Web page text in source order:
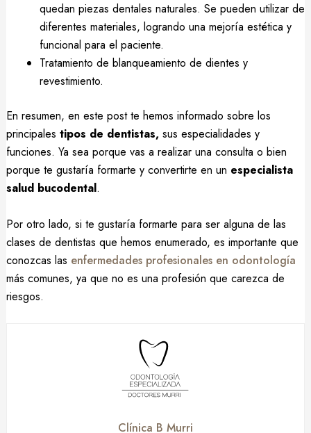
quedan piezas dentales naturales. Se pueden utilizar de
diferentes materiales, logrando una mejoría estética y
funcional para el paciente.
Tratamiento de blanqueamiento de dientes y
revestimiento.
En resumen, en este post te hemos informado sobre los
principales tipos de dentistas,sus especialidades y
funciones. Ya sea porque vas a realizar una consulta o bien
porque te gustaría formarte y convertirte en un especialista
salud bucodental.
Por otro lado, si te gustaría formarte para ser alguna de las
clases de dentistas que hemos enumerado, es importante que
conozcas las enfermedades profesionales en odontología
más comunes, ya que no es una profesión que carezca de
riesgos.
Clínica B Murri